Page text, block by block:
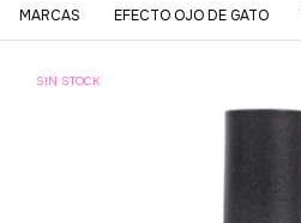
MARCAS EFECTO OJO DE GATO
SIN STOCK